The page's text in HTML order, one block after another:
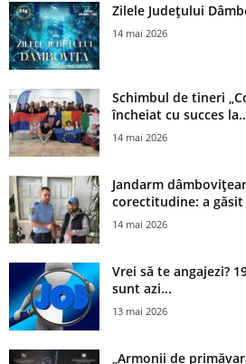
Zilele Județului
14 mai 2026
Schimbul de tineri
încheiat cu succes
14 mai 2026
Jandarm
corectitudine: a
14 mai 2026
Vrei să te angajezi?
sunt azi...
13 mai 2026
„Armonii de